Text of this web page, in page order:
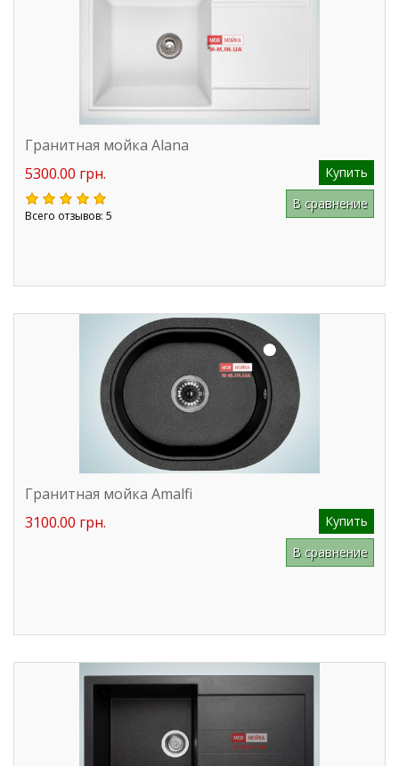
Гранитная мойка Alana
5300.00 грн.
Купить
Всего отзывов: 5
В сравнение
Гранитная мойка Amalfi
3100.00 грн.
Купить
В сравнение